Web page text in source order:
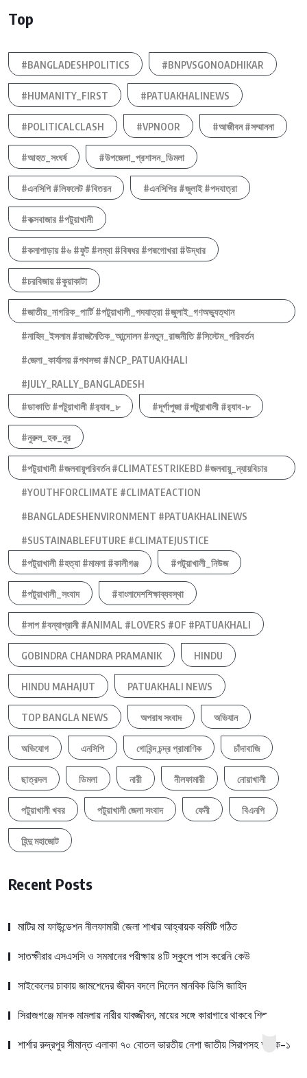
Top
#BANGLADESHPOLITICS #BNPVSGONOADHIKAR
#HUMANITY_FIRST #PATUAKHALINEWS
#POLITICALCLASH #VPNOOR #আজীবন #সম্মাননা
#আহত_সংঘর্ষ #উপজেলা_প্রশাসন_ডিমলা
#এনসিপি #লিফলেট #বিতরন #এনসিপির #জুলাই #পদযাত্রা
#কক্সবাজার #পটুয়াখালী
#কলাপাড়ায় #৬ #ফুট #লম্বা #বিষধর #পদ্মগোখরা #উদ্ধার
#চরবিজায় #কুয়াকাটা
#জাতীয়_নাগরিক_পার্টি #পটুয়াখালী_পদযাত্রা #জুলাই_গণঅভ্যুত্থান
#নাহিদ_ইসলাম #রাজনৈতিক_আন্দোলন #নতুন_রাজনীতি #সিস্টেম_পরিবর্তন
#জেলা_কার্যালয় #পথসভা #NCP_PATUAKHALI
#JULY_RALLY_BANGLADESH
#ডাকাতি #পটুয়াখালী #র‍্যাব_৮
#দূর্গাপুজা #পটুয়াখালী #র‍্যাব-৮
#নুরুল_হক_নুর
#পটুয়াখালী #জলবায়ুপরিবর্তন #CLIMATESTRIKEBD #জলবায়ু_ন্যায়বিচার
#YOUTHFORCLIMATE #CLIMATEACTION
#BANGLADESHENVIRONMENT #PATUAKHALINEWS
#SUSTAINABLEFUTURE #CLIMATEJUSTICE
#পটুয়াখালী #হত্যা #মামলা #কালীগঞ্জ
#পটুয়াখালী_নিউজ
#পটুয়াখালী_সংবাদ #বাংলাদেশশিক্ষাব্যবস্থা
#সাপ #বন্যাপ্রানী #ANIMAL #LOVERS #OF #PATUAKHALI
GOBINDRA CHANDRA PRAMANIK HINDU
HINDU MAHAJUT PATUAKHALI NEWS
TOP BANGLA NEWS অপরাধ সংবাদ অভিযান
অভিযোগ এনসিপি গোবিন্দ চন্দ্র প্রামাণিক চাঁদাবাজি
ছাত্রদল ডিমলা নারী নীলফামারী নোয়াখালী
পটুয়াখালী খবর পটুয়াখালী জেলা সংবাদ ফেনী বিএনপি
হিন্দু মহাজোট
Recent Posts
মাটির মা ফাউন্ডেশন নীলফামারী জেলা শাখার আহ্বায়ক কমিটি গঠিত
সাতক্ষীরার এসএসসি ও সমমানের পরীক্ষায় ৪টি স্কুলে পাস করেনি কেউ
সাইকেলের চাকায় জামশেদের জীবন বদলে দিলেন মানবিক ডিসি জাহিদ
সিরাজগঞ্জে মাদক মামলায় নারীর যাবজ্জীবন, মায়ের সঙ্গে কারাগারে থাকবে শিশু
শার্শার রুদ্রপুর সীমান্ত এলাকা ৭০ বোতল ভারতীয় নেশা জাতীয় সিরাপসহ আটক-১